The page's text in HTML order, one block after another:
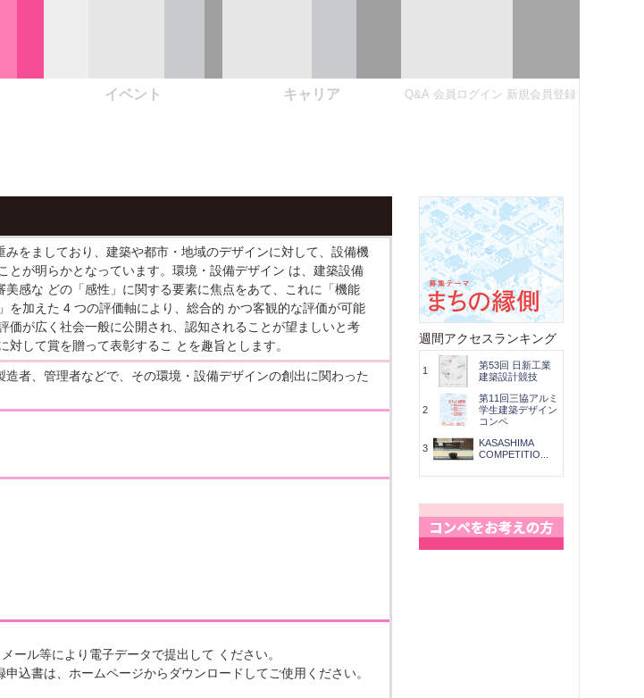
イベント キャリア Q&A 会員ログイン 新規会員登録
をましており、建築や都市・地域のデザインに対して、設備機
とが明らかとなっています。環境・設備デザイン は、建築設備
感な どの「感性」に関する要素に焦点をあて、これに「機能
を加えた 4 つの評価軸により、総合的 かつ客観的な評価が可能
価が広く社会一般に公開され、認知されることが望ましいと考
して賞を贈って表彰するこ とを趣旨とします。
者、管理者などで、その環境・設備デザインの創出に関わった
ール等により電子データで提出して ください。
込書は、ホームページからダウンロードしてご使用ください。
週間アクセスランキング
1
第53回 日新工業
建築設計競技
2
第11回三協アルミ
学生建築デザイン
コンペ
3
KASASHIMA
COMPETITIO...